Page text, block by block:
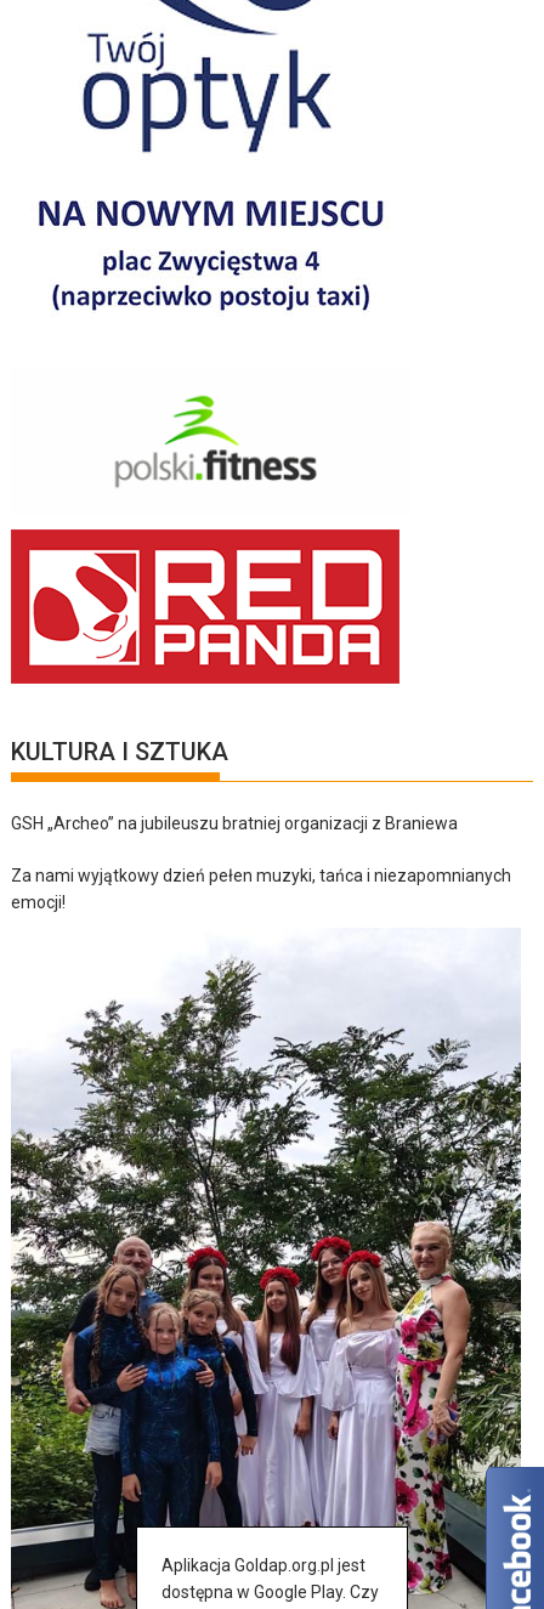
KULTURA I SZTUKA
GSH „Archeo” na jubileuszu bratniej organizacji z Braniewa
Za nami wyjątkowy dzień pełen muzyki, tańca i niezapomnianych
emocji!
Aplikacja Goldap.org.pl jest
dostępna w Google Play. Czy